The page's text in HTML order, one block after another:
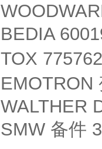
BEDIA
TOX
EMOTRON
WALTHER
SMW 备件